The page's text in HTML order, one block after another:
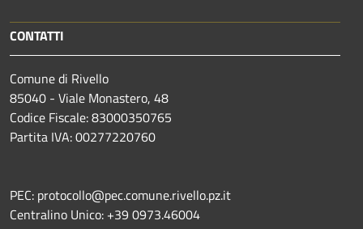
CONTATTI
Comune di Rivello
85040 - Viale Monastero, 48
Codice Fiscale: 83000350765
Partita IVA: 00277220760
PEC: protocollo@pec.comune.rivello.pz.it
Centralino Unico: +39 0973.46004